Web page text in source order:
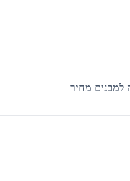
למבנים מחיר